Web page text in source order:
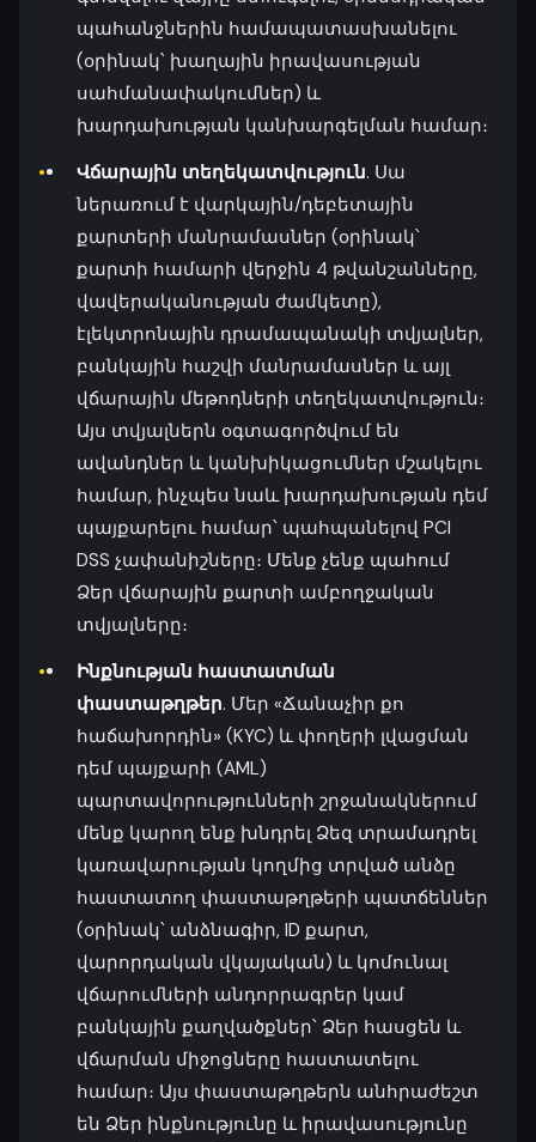
պահանջներին համապատասխանելու
(օրինակ՝ խաղային իրավասության
սահմանափակումներ) և
խարդախության կանխարգելման համար։
Վճարային տեղեկատվություն. Սա
ներառում է վարկային/դեբետային
քարտերի մանրամասներ (օրինակ՝
քարտի համարի վերջին 4 թվանշանները,
վավերականության ժամկետը),
էլեկտրոնային դրամապանակի տվյալներ,
բանկային հաշվի մանրամասներ և այլ
վճարային մեթոդների տեղեկատվություն։
Այս տվյալներն օգտագործվում են
ավանդներ և կանխիկացումներ մշակելու
համար, ինչպես նաև խարդախության դեմ
պայքարելու համար՝ պահպանելով PCI
DSS չափանիշները։ Մենք չենք պահում
Ձեր վճարային քարտի ամբողջական
տվյալները։
Ինքնության հաստատման
փաստաթղթեր. Մեր «Ճանաչիր քո
հաճախորդին» (KYC) և փողերի լվացման
դեմ պայքարի (AML)
պարտավորությունների շրջանակներում
մենք կարող ենք խնդրել Ձեզ տրամադրել
կառավարության կողմից տրված անձը
հաստատող փաստաթղթերի պատճեններ
(օրինակ՝ անձնագիր, ID քարտ,
վարորդական վկայական) և կոմունալ
վճարումների անդորրագրեր կամ
բանկային քաղվածքներ՝ Ձեր հասցեն և
վճարման միջոցները հաստատելու
համար։ Այս փաստաթղթերն անհրաժեշտ
են Ձեր ինքնությունը և իրավասությունը